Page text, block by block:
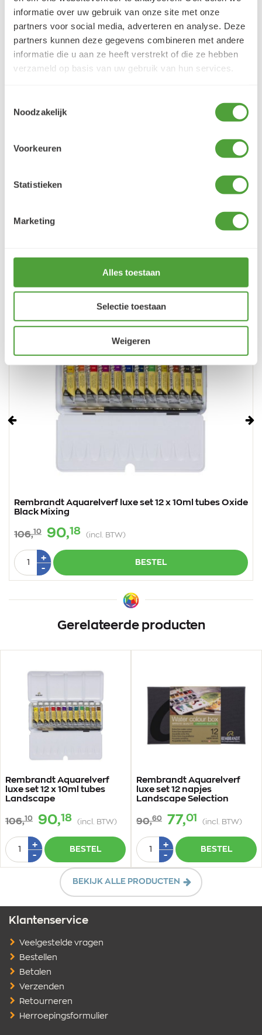
informatie over uw gebruik van onze site met onze
partners voor social media, adverteren en analyse. Deze
partners kunnen deze gegevens combineren met andere
informatie die u aan ze heeft verstrekt of die ze hebben
verzameld op basis van uw gebruik van hun services.
Noodzakelijk
Voorkeuren
Statistieken
Marketing
Alles toestaan
Selectie toestaan
Weigeren
Klantbeoordelingen
9.5/10 (1365 beoordelingen)
5/5
Je cherche un magasin pour mes peintureet
LEES MEER
Vorige
Rembrandt Aquarelverf luxe set 12 x 10ml tubes Oxide
Black Mixing
106,10 90,18 (incl. BTW)
Aantal
+Plus
-Min
1
BESTEL
Gerelateerde producten
Rembrandt Aquarelverf
luxe set 12 x 10ml tubes
Landscape
106,10 90,18 (incl. BTW)
Aantal
+Plus
-Min
1
BESTEL
Rembrandt Aquarelverf
luxe set 12 napjes
Landscape Selection
90,60 77,01 (incl. BTW)
Aantal
+Plus
-Min
1
BESTEL
BEKIJK ALLE PRODUCTEN
Klantenservice
Veelgestelde vragen
Bestellen
Betalen
Verzenden
Retourneren
Herroepingsformulier